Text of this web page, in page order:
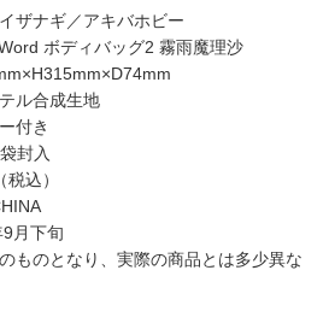
ザナギ／アキバホビー
ボディバッグ2 霧雨魔理沙
合成生地
き
入
込）
月下旬
ものとなり、実際の商品とは多少異な